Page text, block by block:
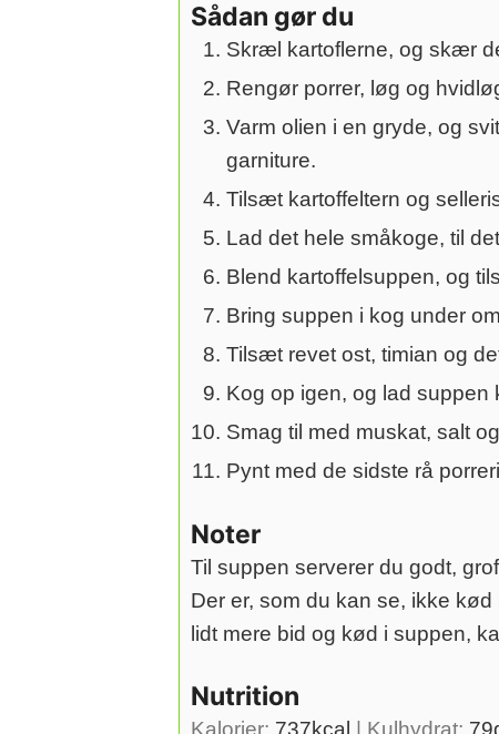
Sådan gør du
Skræl kartoflerne, og skær
Rengør porrer, løg og
Varm olien i en gryde, og
garniture.
Tilsæt kartoffeltern og
Lad det hele småkoge, til
Blend kartoffelsuppen, og
Bring suppen i kog under
Tilsæt revet ost, timian og
Kog op igen, og lad suppen
Smag til med muskat, salt
Pynt med de sidste rå
Noter
Til suppen serverer du godt,
Der er, som du kan se, ikke
lidt mere bid og kød i suppen,
Nutrition